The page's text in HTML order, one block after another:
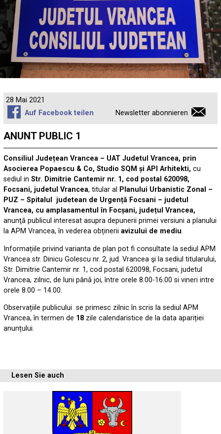
28 Mai 2021
Auf Facebook teilen
Newsletter abonnieren
ANUNT PUBLIC 1
Consiliul Județean Vrancea – UAT Judetul Vrancea, prin
Asocierea Popaescu & Co, Studio SQM și API Arhitekti, cu
sediul inStr. Dimitrie Cantemir nr. 1, cod postal 620098,
Focsani, judetul Vrancea, titular al Planului Urbanistic Zonal –
PUZ – Spitalul judetean de Urgență Focsani – judetul
Vrancea, cu amplasamentulîn Focșani, județul Vrancea,
anunţă publicul interesat asupra depunerii primei versiuni a planului
la APM Vrancea, în vederea obțineriiavizului de mediu.
Informațiile privind varianta de plan pot fi consultate la sediul APM
Vrancea str. Dinicu Golescu nr. 2, jud. Vrancea şi la sediul titularului,
Str. Dimitrie Cantemir nr. 1, cod postal 620098, Focsani, judetul
Vrancea, zilnic, de luni până joi, între orele 8.00-16.00 si vineri intre
orele 8.00 – 14.00.
Observațiile publicului se primesc zilnic în scris la sediul APM
Vrancea, în termen de 18 zile calendaristice de la data apariției
anunțului.
Lesen Sie auch